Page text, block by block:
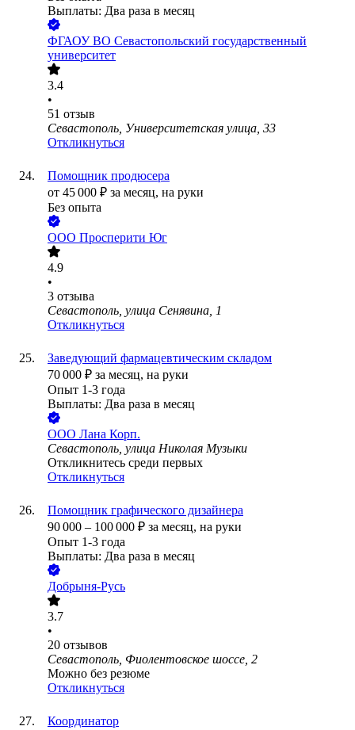
Выплаты: Два раза в месяц
ФГАОУ ВО Севастопольский государственный
университет
3.4
•
51 отзыв
Севастополь, Университетская улица, 33
Откликнуться
Помощник продюсера
от 45 000 ₽ за месяц, на руки
Без опыта
ООО Просперити Юг
4.9
•
3 отзыва
Севастополь, улица Сенявина, 1
Откликнуться
Заведующий фармацевтическим складом
70 000 ₽ за месяц, на руки
Опыт 1-3 года
Выплаты: Два раза в месяц
ООО Лана Корп.
Севастополь, улица Николая Музыки
Откликнитесь среди первых
Откликнуться
Помощник графического дизайнера
90 000 – 100 000 ₽ за месяц, на руки
Опыт 1-3 года
Выплаты: Два раза в месяц
Добрыня-Русь
3.7
•
20 отзывов
Севастополь, Фиолентовское шоссе, 2
Можно без резюме
Откликнуться
Координатор